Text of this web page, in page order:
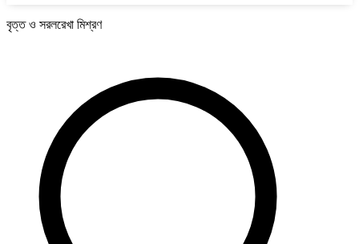
বৃত্ত ও সরলরেখা মিশ্রণ